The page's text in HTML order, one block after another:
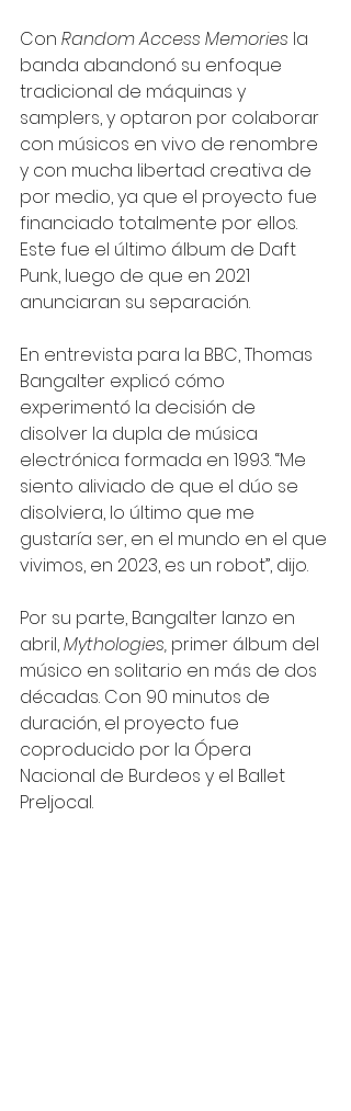
Con Random Access Memories la
banda abandonó su enfoque
tradicional de máquinas y
samplers, y optaron por colaborar
con músicos en vivo de renombre
y con mucha libertad creativa de
por medio, ya que el proyecto fue
financiado totalmente por ellos.
Este fue el último álbum de Daft
Punk, luego de que en 2021
anunciaran su separación.
En entrevista para la BBC, Thomas
Bangalter explicó cómo
experimentó la decisión de
disolver la dupla de música
electrónica formada en 1993. “Me
siento aliviado de que el dúo se
disolviera, lo último que me
gustaría ser, en el mundo en el que
vivimos, en 2023, es un robot”, dijo.
Por su parte, Bangalter lanzo en
abril, Mythologies, primer álbum del
músico en solitario en más de dos
décadas. Con 90 minutos de
duración, el proyecto fue
coproducido por la Ópera
Nacional de Burdeos y el Ballet
Preljocal.